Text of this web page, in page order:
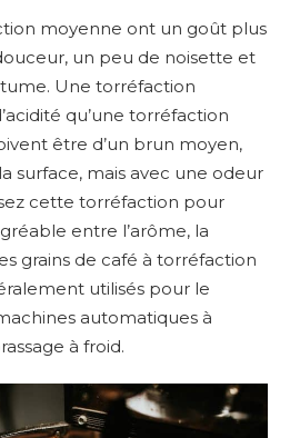
moyenne ont un goût plus
un peu de noisette et
Une torréfaction
qu’une torréfaction
être d’un brun moyen,
surface, mais avec une odeur
cette torréfaction pour
entre l’arôme, la
grains de café à torréfaction
utilisés pour le
automatiques à
à froid.